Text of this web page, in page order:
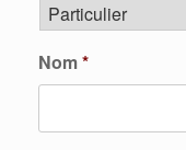
Nom*